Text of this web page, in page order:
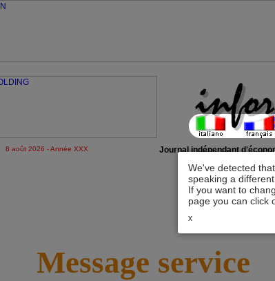
We've detected
speaking a
If you want to
page you can click
x
8 août 2026 - Année XXX Journal indépendant
Message service